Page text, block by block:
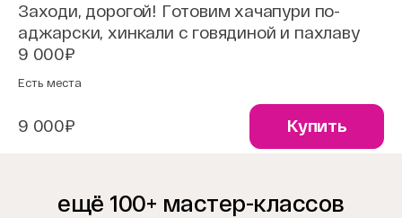
Заходи, дорогой! Готовим хачапури по-
аджарски, хинкали с говядиной и пахлаву
9 000₽
Есть места
9 000₽ Купить
ещё 100+ мастер-классов